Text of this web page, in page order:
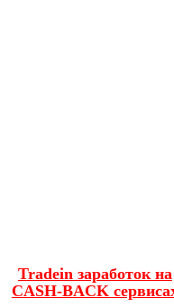
Tradein заработок на
CASH-BACK